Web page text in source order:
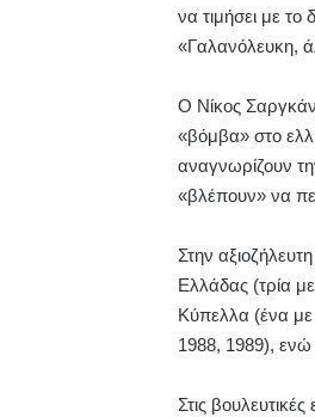
να τιμήσει με
«Γαλανόλευκη,
Ο Νίκος
«βόμβα» στο
αναγνωρίζουν
«βλέπουν» να
Στην
Ελλάδας (τρία
Κύπελλα (ένα με
1988, 1989),
Στις